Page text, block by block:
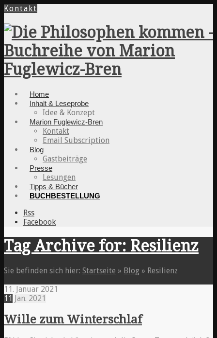
Kontakt
Home
Inhalt & Leseprobe
Idee & Konzept
Marion Fuglewicz-Bren
Kontakt
Email Subscription
Blog
Gastbeiträge
Presse
Lesungen
Tipps & Bücher
BUCHBESTELLUNG
Rss
Facebook
Tag Archive for: Resilienz
Sie befinden sich hier: Startseite » Blog » Resilienz
11. Januar 2021
11 Jan. 2021
Wille zum Winterschlaf